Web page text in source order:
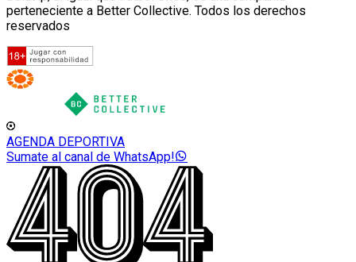
perteneciente a Better Collective. Todos los derechos
reservados
AGENDA DEPORTIVA
Sumate al canal de WhatsApp!